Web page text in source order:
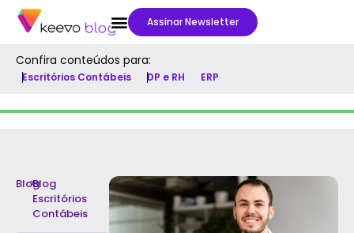
Assinar Newsletter
Confira conteúdos para:
Escritórios Contábeis DP e RH ERP
Blog
>Blog
Escritórios
Contábeis